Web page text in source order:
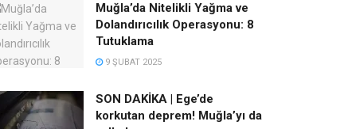
Muğla’da Nitelikli Yağma ve
Dolandırıcılık Operasyonu: 8
Tutuklama
9 ŞUBAT 2025
SON DAKİKA | Ege’de
korkutan deprem! Muğla’yı da